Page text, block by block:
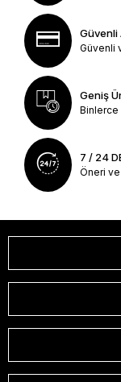
Güvenli
Güvenli
Geniş
Binlerce
7 / 24
Öneri